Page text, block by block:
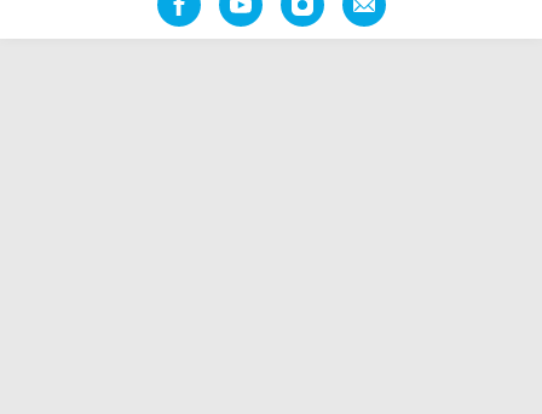
FacebookYouTubeInstagramOdporučiť